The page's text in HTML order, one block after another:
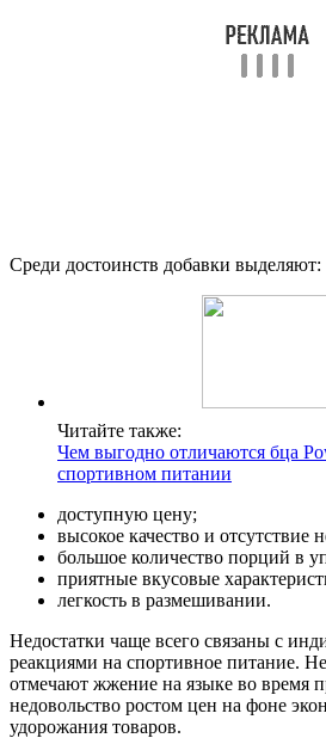
Среди достоинств добавки выделяют:
Читайте также:
Чем выгодно отличаются бца
спортивном питании
доступную цену;
высокое качество и отсутствие
большое количество порций в
приятные вкусовые
легкость в размешивании.
Недостатки чаще всего связаны с
реакциями на спортивное питание.
отмечают жжение на языке во время
недовольство ростом цен на фоне
удорожания товаров.